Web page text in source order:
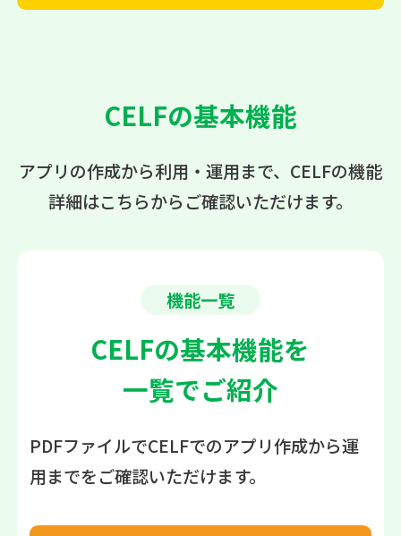
CELFの基本機能
アプリの作成から利用・運用まで、CELFの機能
詳細はこちらからご確認いただけます。
機能一覧
CELFの基本機能を
一覧でご紹介
PDFファイルでCELFでのアプリ作成から運
用までをご確認いただけます。